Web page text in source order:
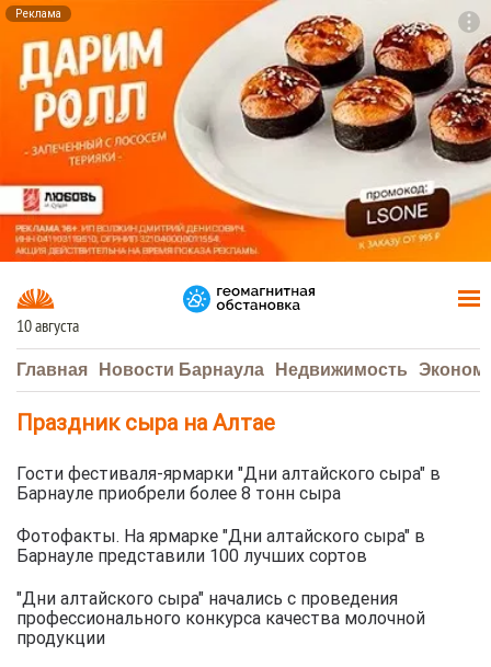
Реклама
10 августа
Главная Новости Барнаула Недвижимость
Праздник сыра на Алтае
Гости фестиваля-ярмарки "Дни алтайского сыра" в
Барнауле приобрели более 8 тонн сыра
Фотофакты. На ярмарке "Дни алтайского сыра" в
Барнауле представили 100 лучших сортов
"Дни алтайского сыра" начались с проведения
профессионального конкурса качества молочной
продукции